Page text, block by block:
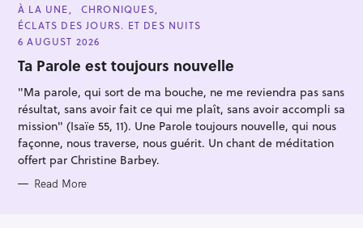
C
A
T
E
O
R
E
À LA UNE
CHRONIQUES
ÉCLATS DES JOURS. ET DES NUITS
6 AUGUST 2026
Ta Parole est toujours nouvelle
"Ma parole, qui sort de ma bouche, ne me reviendra pas sans
résultat, sans avoir fait ce qui me plaît, sans avoir accompli sa
mission" (Isaïe 55, 11). Une Parole toujours nouvelle, qui nous
façonne, nous traverse, nous guérit. Un chant de méditation
offert par Christine Barbey.
Read More
r
: